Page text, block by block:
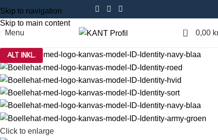
Skip to navigation
Skip to main content
Menu
0 0,00
Click to enlarge
ALT INKL.